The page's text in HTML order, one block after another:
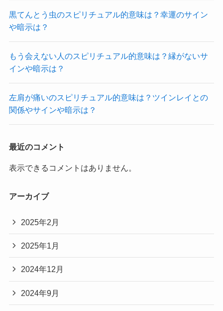
黒てんとう虫のスピリチュアル的意味は？幸運のサイン
や暗示は？
もう会えない人のスピリチュアル的意味は？縁がないサ
インや暗示は？
左肩が痛いのスピリチュアル的意味は？ツインレイとの
関係やサインや暗示は？
最近のコメント
表示できるコメントはありません。
アーカイブ
2025年2月
2025年1月
2024年12月
2024年9月